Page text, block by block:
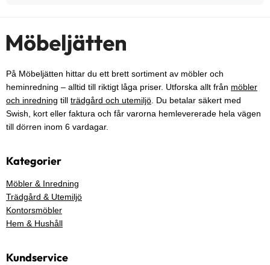
På Möbeljätten hittar du ett brett sortiment av möbler och
heminredning – alltid till riktigt låga priser. Utforska allt från möbler
och inredning till trädgård och utemiljö . Du betalar säkert med
Swish, kort eller faktura och får varorna hemlevererade hela vägen
till dörren inom 6 vardagar.
Kategorier
Möbler & Inredning
Trädgård & Utemiljö
Kontorsmöbler
Hem & Hushåll
Kundservice